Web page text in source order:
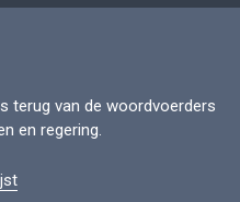
terug van de woordvoerders
en regering.